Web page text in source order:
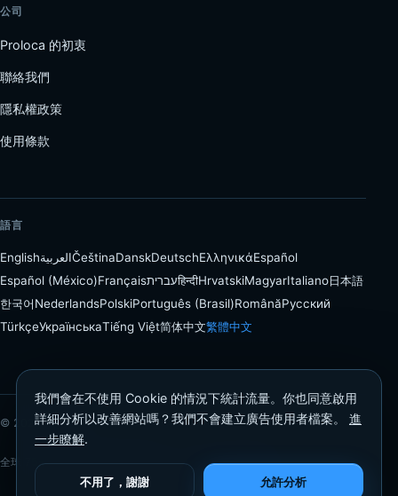
公司
Proloca 的初衷
聯絡我們
隱私權政策
使用條款
語言
EnglishالعربيةČeštinaDanskDeutschΕλληνικάEspañol
Español (México)Françaisעבריתहिन्दीHrvatskiMagyarItaliano日本語
한국어NederlandsPolskiPortuguês (Brasil)RomânăРусский
TürkçeУкраїнськаTiếng Việt简体中文繁體中文
© 2026 Proloca
全球 75+ 個國家的交易者都在使用。 · iPhone 版現已推出
我們會在不使用 Cookie 的情況下統計流量。你也同意啟用
詳細分析以改善網站嗎？我們不會建立廣告使用者檔案。 進
一步瞭解.
不用了，謝謝 允許分析